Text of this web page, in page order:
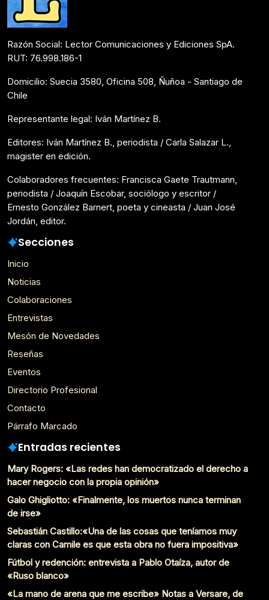
Razón Social: Lector Comunicaciones y Ediciones SpA.
RUT: 76.998.186-1
Domicilio: Suecia 3580, Oficina 508, Ñuñoa - Santiago de
Chile
Representante legal: Iván Martínez B.
Editores: Iván Martínez B., periodista / Carla Salazar L.,
magister en edición.
Colaboradores frecuentes: Francisca Gaete Trautmann,
periodista / Joaquín Escobar, sociólogo y escritor /
Ernesto González Barnert, poeta y cineasta / Juan José
Jordán, editor.
Secciones
Inicio
Noticias
Colaboraciones
Entrevistas
Mesón de Novedades
Reseñas
Eventos
Directorio Profesional
Contacto
Párrafo Marcado
Entradas recientes
Mary Rogers: «Las redes han democratizado el derecho a
hacer negocio con la propia opinión»
Galo Ghigliotto: «Finalmente, los muertos nunca terminan
de irse»
Sebastián Castillo:«Una de las cosas que teníamos muy
claras con Camile es que esta obra no fuera impositiva»
Fútbol y redención: entrevista a Pablo Otaíza, autor de
«Ruso blanco»
«La mano de arena que me escribe» Notas a Versare, de